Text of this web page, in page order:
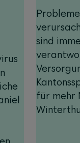
sind
für mehr